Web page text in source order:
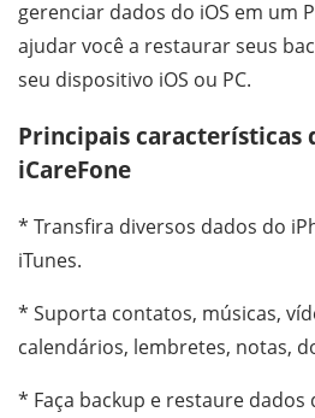
gerenciar dados do iOS em um
ajudar você a restaurar seus
seu dispositivo iOS ou PC.
Principais características
iCareFone
* Transfira diversos dados do
iTunes.
* Suporta contatos, músicas,
calendários, lembretes, notas,
* Faça backup e restaure dados